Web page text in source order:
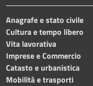
Anagrafe e stato civile
Cultura e tempo libero
Vita lavorativa
Imprese e Commercio
Catasto e urbanistica
Mobilità e trasporti